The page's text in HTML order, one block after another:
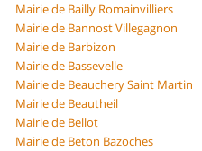
Mairie de Bailly Romainvilliers
Mairie de Bannost Villegagnon
Mairie de Barbizon
Mairie de Bassevelle
Mairie de Beauchery Saint Martin
Mairie de Beautheil
Mairie de Bellot
Mairie de Beton Bazoches